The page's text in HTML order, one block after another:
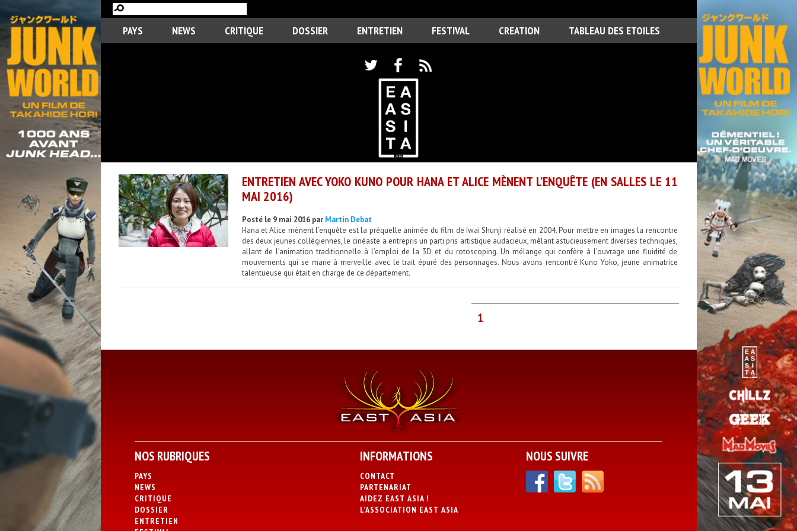
PAYS NEWS CRITIQUE DOSSIER ENTRETIEN FESTIVAL CREATION TABLEAU DES ETOILES
ENTRETIEN AVEC YOKO KUNO POUR HANA ET ALICE MÈNENT L’ENQUÊTE (EN SALLES LE 11
MAI 2016)
Posté le 9 mai 2016 par Martin Debat
Hana et Alice mènent l’enquête est la préquelle animée du film de Iwai Shunji réalisé en 2004. Pour mettre en images la rencontre
des deux jeunes collégiennes, le cinéaste a entrepris un parti pris artistique audacieux, mêlant astucieusement diverses techniques,
allant de l’animation traditionnelle à l’emploi de la 3D et du rotoscoping. Un mélange qui confère à l’ouvrage une fluidité de
mouvements qui se marie à merveille avec le trait épuré des personnages. Nous avons rencontré Kuno Yoko, jeune animatrice
talentueuse qui était en charge de ce département.
1
NOS RUBRIQUES
PAYS
NEWS
CRITIQUE
DOSSIER
ENTRETIEN
INFORMATIONS
CONTACT
PARTENARIAT
AIDEZ EAST ASIA !
L’ASSOCIATION EAST ASIA
NOUS SUIVRE